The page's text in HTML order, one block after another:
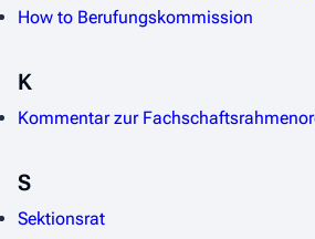
How to Berufungskommission
K
Kommentar zur
S
Sektionsrat